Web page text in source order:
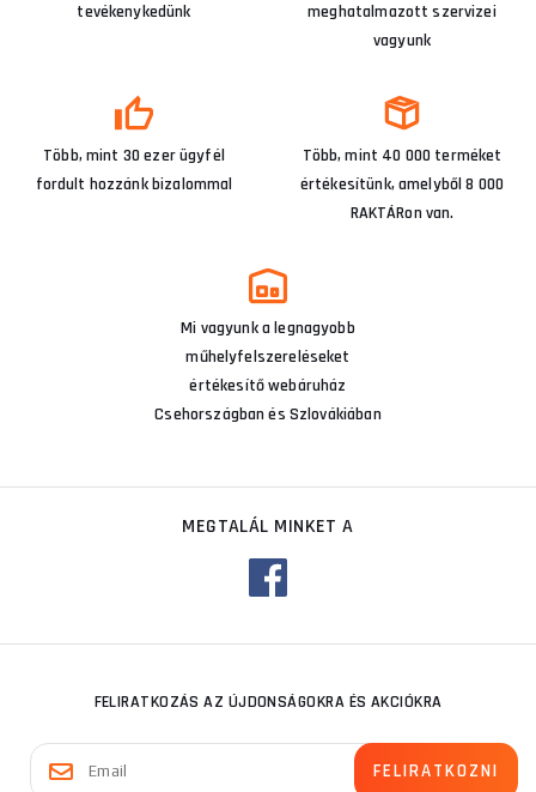
tevékenykedünk
meghatalmazott szervizei
vagyunk
Több, mint 30 ezer ügyfél
fordult hozzánk bizalommal
Több, mint 40 000 terméket
értékesítünk, amelyből 8 000
RAKTÁRon van.
Mi vagyunk a legnagyobb
műhelyfelszereléseket
értékesítő webáruház
Csehországban és Szlovákiában
MEGTALÁL MINKET A
FELIRATKOZÁS AZ ÚJDONSÁGOKRA ÉS AKCIÓKRA